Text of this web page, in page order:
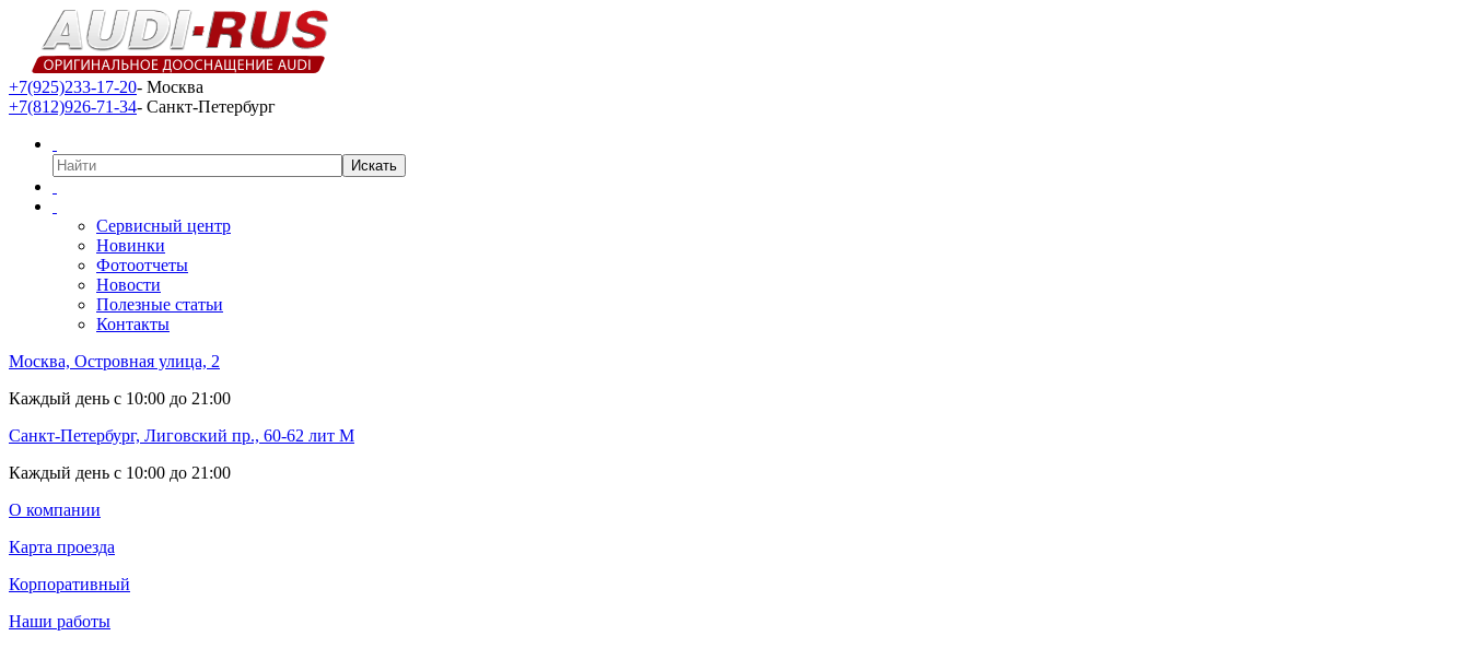
+7(925)233-17-20- Москва
+7(812)926-71-34- Санкт-Петербург
Сервисный центр
Новинки
Фотоотчеты
Новости
Полезные статьи
Контакты
Москва, Островная улица, 2
Каждый день с 10:00 до 21:00
Санкт-Петербург, Лиговский пр., 60-62 лит М
Каждый день с 10:00 до 21:00
О компании
Карта проезда
Корпоративный
Наши работы